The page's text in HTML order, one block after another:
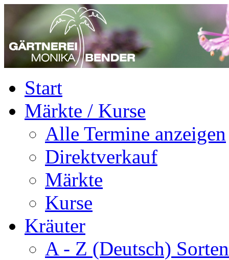
Start
Märkte / Kurse
Alle Termine anzeigen
Direktverkauf
Märkte
Kurse
Kräuter
A - Z (Deutsch)